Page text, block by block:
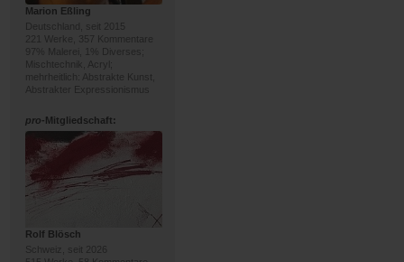
Marion Eßling
Deutschland, seit 2015
221 Werke, 357 Kommentare
97% Malerei, 1% Diverses;
Mischtechnik, Acryl;
mehrheitlich: Abstrakte Kunst,
Abstrakter Expressionismus
pro-Mitgliedschaft:
Rolf Blösch
Schweiz, seit 2026